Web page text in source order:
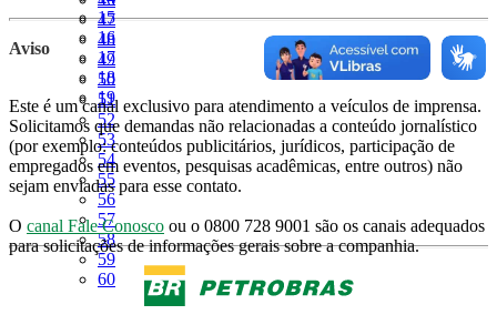
Página
15
Página
16
Página
17
Página
18
Página
19
Página
47
Página
48
Página
49
Página
50
Página
51
Página
52
Página
53
Página
54
Página
55
Página
56
Página
57
Página
58
Página
59
Página
60
Aviso
Este é um canal exclusivo para atendimento a veículos de imprensa.
Solicitamos que demandas não relacionadas a conteúdo jornalístico
(por exemplo: conteúdos publicitários, jurídicos, participação de
empregados em eventos, pesquisas acadêmicas, entre outros) não
sejam enviadas para esse contato.
O canal Fale Conosco ou o 0800 728 9001 são os canais adequados
para solicitações de informações gerais sobre a companhia.